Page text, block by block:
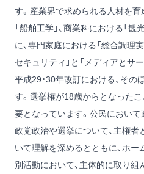
す。産業界で求められる人材を育
「船舶工学」、商業科における「
に、専門家庭における「総合調理
セキュリティ」と「メディアとサ
平成29・30年改訂における、そ
す。選挙権が18歳からとなった
要となっています。公民において
政党政治や選挙について、主権
いて理解を深めるとともに、ホ
別活動において、主体的に取り組